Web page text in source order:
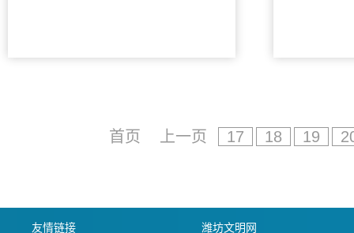
首页 上一页 17 18 19
友情链接 潍坊文明网